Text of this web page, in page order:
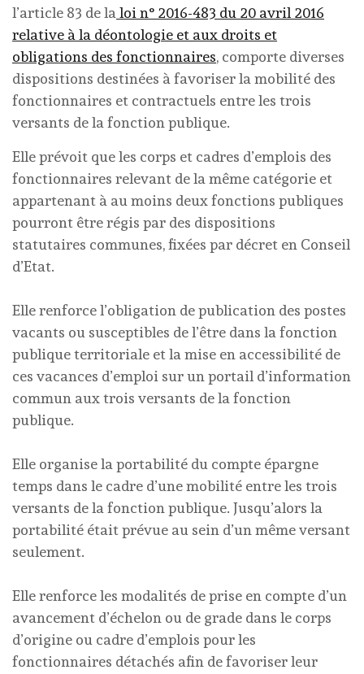
l’article 83 de la loi n° 2016-483 du 20 avril 2016
relative à la déontologie et aux droits et
obligations des fonctionnaires, comporte diverses
dispositions destinées à favoriser la mobilité des
fonctionnaires et contractuels entre les trois
versants de la fonction publique.
Elle prévoit que les corps et cadres d’emplois des
fonctionnaires relevant de la même catégorie et
appartenant à au moins deux fonctions publiques
pourront être régis par des dispositions
statutaires communes, fixées par décret en Conseil
d’Etat.
Elle renforce l’obligation de publication des postes
vacants ou susceptibles de l’être dans la fonction
publique territoriale et la mise en accessibilité de
ces vacances d’emploi sur un portail d’information
commun aux trois versants de la fonction
publique.
Elle organise la portabilité du compte épargne
temps dans le cadre d’une mobilité entre les trois
versants de la fonction publique. Jusqu’alors la
portabilité était prévue au sein d’un même versant
seulement.
Elle renforce les modalités de prise en compte d’un
avancement d’échelon ou de grade dans le corps
d’origine ou cadre d’emplois pour les
fonctionnaires détachés afin de favoriser leur